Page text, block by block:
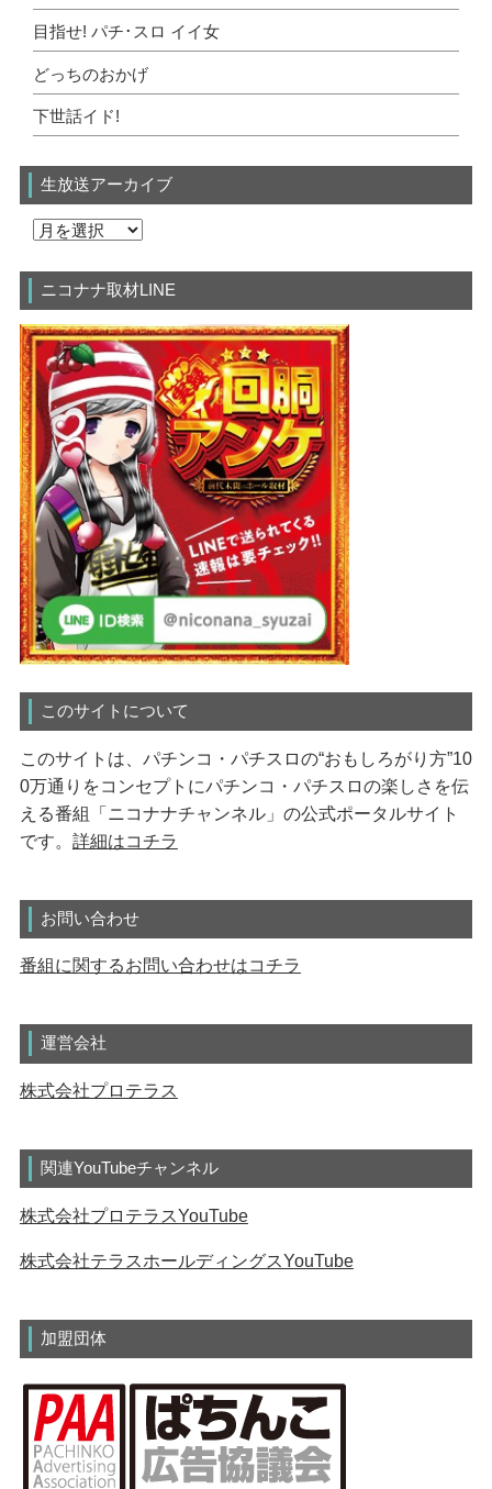
目指せ! パチ･スロ イイ女
どっちのおかげ
下世話イド!
生放送アーカイブ
ニコナナ取材LINE
このサイトについて
このサイトは、パチンコ・パチスロの“おもしろがり方”10
0万通りをコンセプトにパチンコ・パチスロの楽しさを伝
える番組「ニコナナチャンネル」の公式ポータルサイト
です。 詳細はコチラ
お問い合わせ
番組に関するお問い合わせはコチラ
運営会社
株式会社プロテラス
関連YouTubeチャンネル
株式会社プロテラスYouTube
株式会社テラスホールディングスYouTube
加盟団体